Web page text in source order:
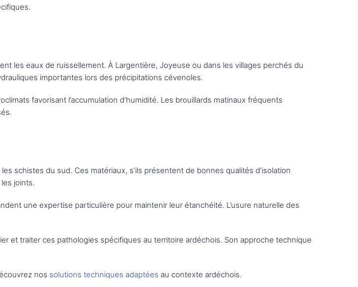
les eaux de ruissellement. À Largentière, Joyeuse ou dans les villages perchés du
importantes lors des précipitations cévenoles.
favorisant l’accumulation d’humidité. Les brouillards matinaux fréquents
schistes du sud. Ces matériaux, s’ils présentent de bonnes qualités d’isolation
joints.
une expertise particulière pour maintenir leur étanchéité. L’usure naturelle des
et traiter ces pathologies spécifiques au territoire ardéchois. Son approche technique
nos solutions techniques adaptées au contexte ardéchois.